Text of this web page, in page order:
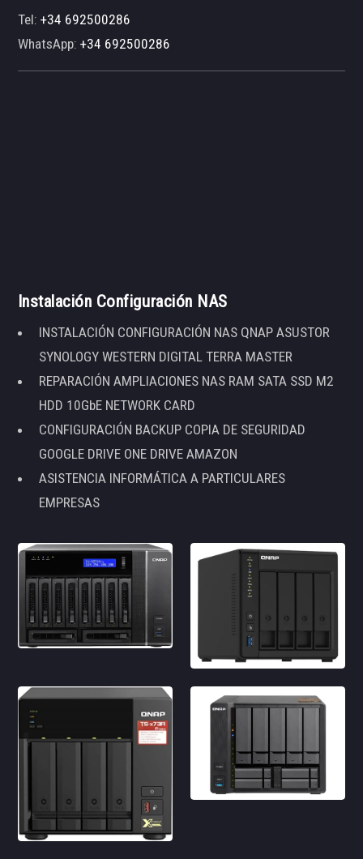
Tel:+34 692500286
WhatsApp:+34 692500286
Instalación Configuración NAS
INSTALACIÓN CONFIGURACIÓN NAS QNAP ASUSTOR
SYNOLOGY WESTERN DIGITAL TERRA MASTER
REPARACIÓN AMPLIACIONES NAS RAM SATA SSD M2
HDD 10GbE NETWORK CARD
CONFIGURACIÓN BACKUP COPIA DE SEGURIDAD
GOOGLE DRIVE ONE DRIVE AMAZON
ASISTENCIA INFORMÁTICA A PARTICULARES
EMPRESAS